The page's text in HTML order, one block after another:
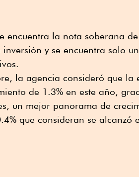
encuentra la nota soberana
y se encuentra solo
la agencia consideró que la
de 1.3% en este año,
un mejor panorama de
que consideran se alcanzó